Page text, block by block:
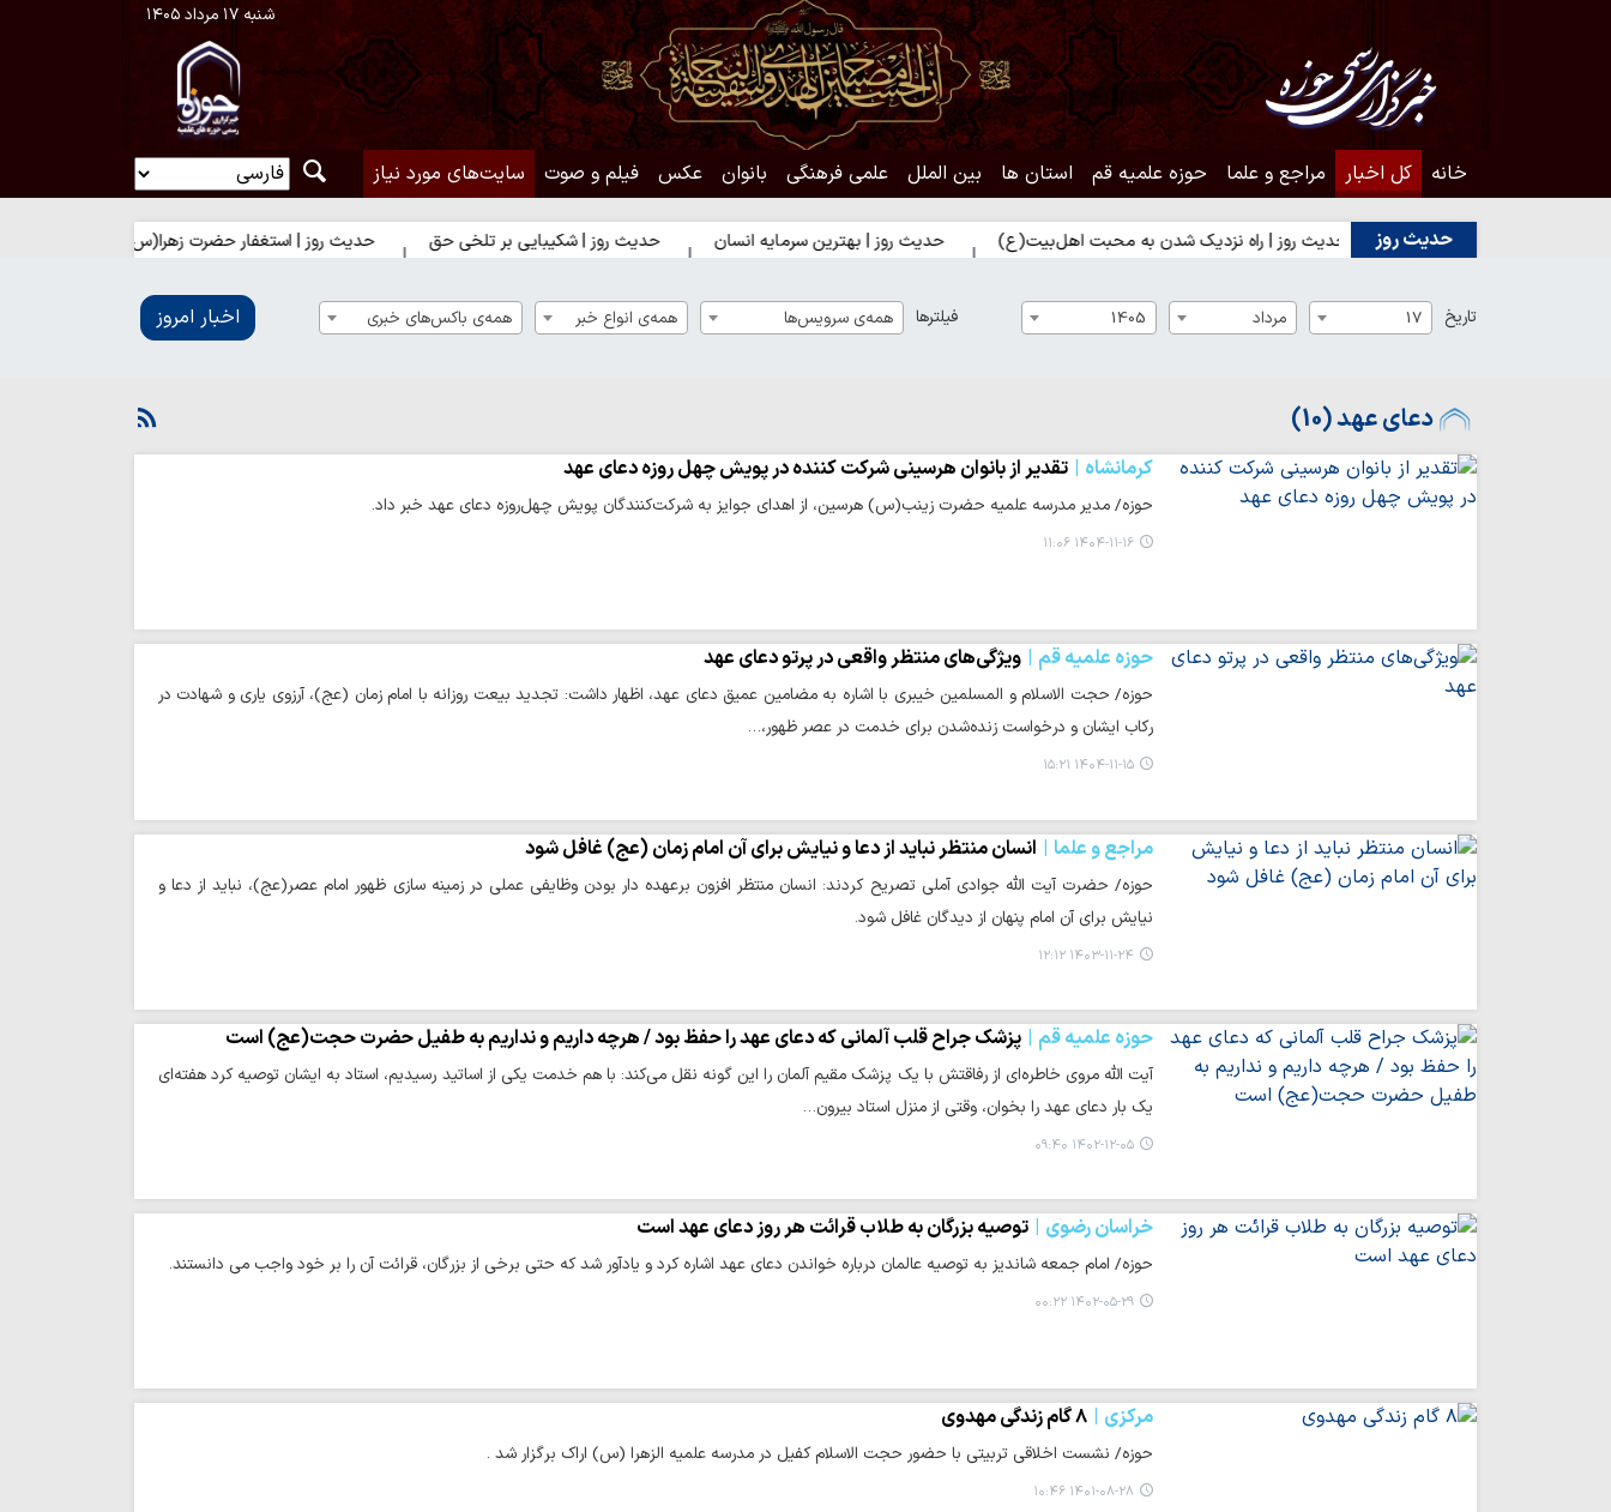
شنبه ۱۷ مرداد ۱۴۰۵
خانه کل اخبار مراجع و علما حوزه علمیه قم استان ها بین الملل علمی فرهنگی بانوان عکس فیلم و صوت سایت‌های مورد نیاز
حدیث روزحدیث روز | راه نزدیک شدن به محبت اهل‌بیت(ع) حدیث روز | بهترین سرمایه انسان حدیث روز | شکیبایی بر تلخی حق حدیث روز | استغفار حضرت زهرا(س) برای زائران امام حسین(ع)
تاریخ 17 مرداد 1405 فیلترها همه‌ی سرویس‌ها همه‌ی انواع خبر همه‌ی باکس‌های خبری اخبار امروز
دعای عهد (10)
کرمانشاه تقدیر از بانوان هرسینی شرکت‌ کننده در پویش چهل‌ روزه دعای عهد
حوزه/ مدیر مدرسه علمیه حضرت زینب(س) هرسین، از اهدای جوایز به شرکت‌کنندگان پویش چهل‌روزه دعای عهد خبر داد.
۱۴۰۴-۱۱-۱۶ ۱۱:۰۶
حوزه علمیه قم ویژگی‌های منتظر واقعی در پرتو دعای عهد
حوزه/ حجت الاسلام و المسلمین خیبری با اشاره به مضامین عمیق دعای عهد، اظهار داشت: تجدید بیعت روزانه با امام زمان (عج)، آرزوی یاری و شهادت در
رکاب ایشان و درخواست زنده‌شدن برای خدمت در عصر ظهور،…
۱۴۰۴-۱۱-۱۵ ۱۵:۲۱
مراجع و علما انسان منتظر نباید از دعا و نیایش برای آن امام زمان (عج) غافل شود
حوزه/ حضرت آیت الله جوادی آملی تصریح کردند: انسان منتظر افزون برعهده دار بودن وظایفی عملی در زمینه سازی ظهور امام عصر(عج)، نباید از دعا و
نیایش برای آن امام پنهان از دیدگان غافل شود.
۱۴۰۳-۱۱-۲۴ ۱۲:۱۲
حوزه علمیه قم پزشک جراح قلب آلمانی که دعای عهد را حفظ بود / هرچه داریم و نداریم به طفیل حضرت حجت(عج) است
آیت الله مروی خاطره‌ای از رفاقتش با یک پزشک مقیم آلمان را این گونه نقل می‌کند: با هم خدمت یکی از اساتید رسیدیم، استاد به ایشان توصیه کرد هفته‌ای
یک بار دعای عهد را بخوان، وقتی از منزل استاد بیرون…
۱۴۰۲-۱۲-۰۵ ۰۹:۴۰
خراسان رضوی توصیه بزرگان به طلاب قرائت هر روز دعای عهد است
حوزه/ امام جمعه شاندیز به توصیه عالمان درباره خواندن دعای عهد اشاره کرد و یادآور شد که حتی برخی از بزرگان، قرائت آن را بر خود واجب می دانستند.
۱۴۰۲-۰۵-۲۹ ۰۰:۲۲
مرکزی ۸ گام زندگی مهدوی
حوزه/ نشست اخلاقی تربیتی با حضور حجت الاسلام کفیل در مدرسه علمیه الزهرا (س) اراک برگزار شد .
۱۴۰۱-۰۸-۲۸ ۱۰:۴۶